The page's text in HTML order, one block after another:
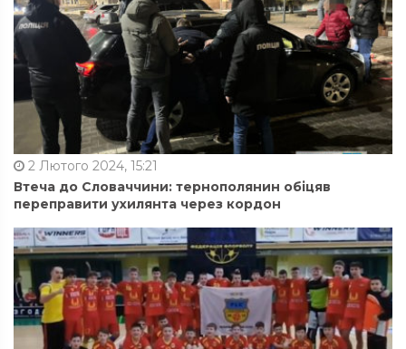
2 Лютого 2024, 15:21
Втеча до Словаччини: тернополянин обіцяв
переправити ухилянта через кордон